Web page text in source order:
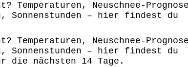
Temperaturen, Neuschnee-
Sonnenstunden – hier findest du
Temperaturen, Neuschnee-
Sonnenstunden – hier findest du
die nächsten 14 Tage.